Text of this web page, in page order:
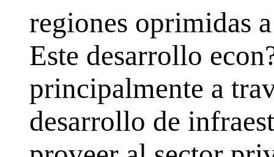
regiones oprimidas
Este desarrollo
principalmente a
desarrollo de